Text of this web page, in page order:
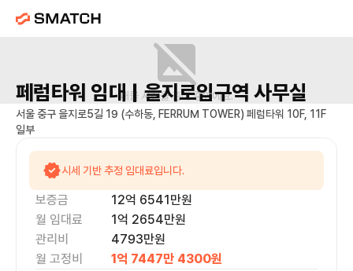
매물 사진을 준비 중이에요.
페럼타워 임대 | 을지로입구역 사무실
서울 중구 을지로5길 19 (수하동, FERRUM TOWER) 페럼타워 10F, 11F
일부
시세 기반 추정 임대료입니다.
보증금 12억 6541만원
월 임대료
1억 2654만원
관리비
4793만원
월 고정비
1억 7447만 4300원